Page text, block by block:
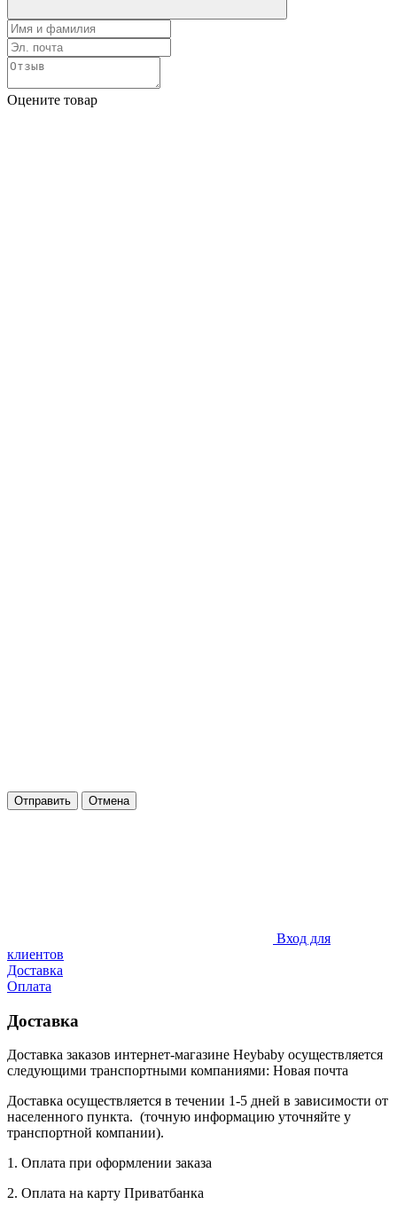
Оцените товар
Отправить Отмена
Вход для
клиентов
Доставка
Оплата
Доставка
Доставка заказов интернет-магазине Heybaby осуществляется
следующими транспортными компаниями: Новая почта
Доставка осуществляется в течении 1-5 дней в зависимости от
населенного пункта. (точную информацию уточняйте у
транспортной компании).
1. Оплата при оформлении заказа
2. Оплата на карту Приватбанка